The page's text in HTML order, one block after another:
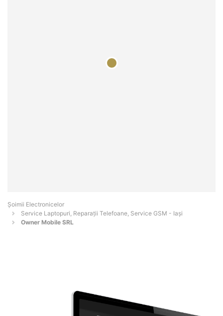
Șoimii Electronicelor
Service Laptopuri, Reparații Telefoane, Service GSM - Iaşi
Owner Mobile SRL